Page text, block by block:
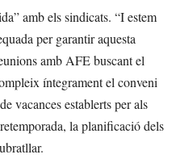
amb els sindicats. “I estem
per garantir aquesta
amb AFE buscant el
íntegrament el conveni
vacances establerts per als
la planificació dels